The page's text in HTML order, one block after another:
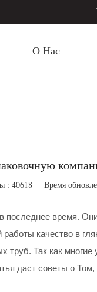
О Нас
: 40618 Время
время.
качество в
труб. Так как
даст советы о